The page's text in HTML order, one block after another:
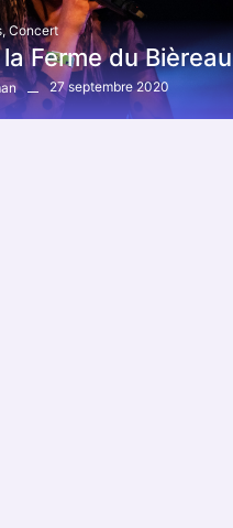
, Concert
la Ferme du Bièreau
27 septembre 2020